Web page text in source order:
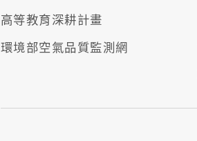
高等教育深耕計畫
環境部空氣品質監測網